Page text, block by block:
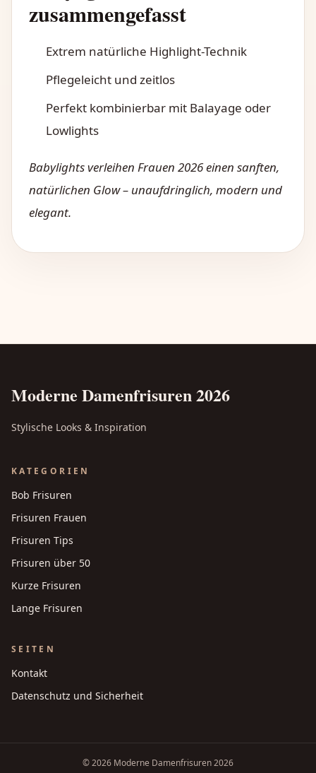
zusammengefasst
Extrem natürliche Highlight-Technik
Pflegeleicht und zeitlos
Perfekt kombinierbar mit Balayage oder
Lowlights
Babylights verleihen Frauen 2026 einen sanften,
natürlichen Glow – unaufdringlich, modern und
elegant.
Moderne Damenfrisuren 2026
Stylische Looks & Inspiration
KATEGORIEN
Bob Frisuren
Frisuren Frauen
Frisuren Tips
Frisuren über 50
Kurze Frisuren
Lange Frisuren
SEITEN
Kontakt
Datenschutz und Sicherheit
©2026 Moderne Damenfrisuren 2026